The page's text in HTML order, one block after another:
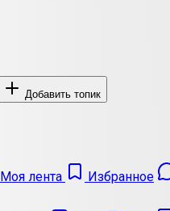
Добавить топик
Моя лента Избранное